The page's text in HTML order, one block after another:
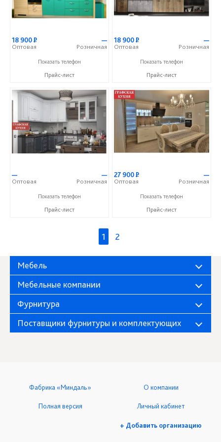
18 900Р
Оптовая
—
Розничная
+7 (903) 851-42-43
Показать телефон
Прайс-лист
18 900Р
Оптовая
—
Розничная
+7 (903) 851-42-43
Показать телефон
Прайс-лист
—
Оптовая
—
Розничная
+7 (903) 851-42-43
Показать телефон
Прайс-лист
27 900Р
Оптовая
—
Розничная
+7 (903) 851-42-43
Показать телефон
Прайс-лист
1 2
Мебель
Мебельные компании
Фурнитура
Поставщики фурнитуры и комплектующих
Фабрика «Миндаль» О компании
Полная версия Личный кабинет
+ Добавить организацию